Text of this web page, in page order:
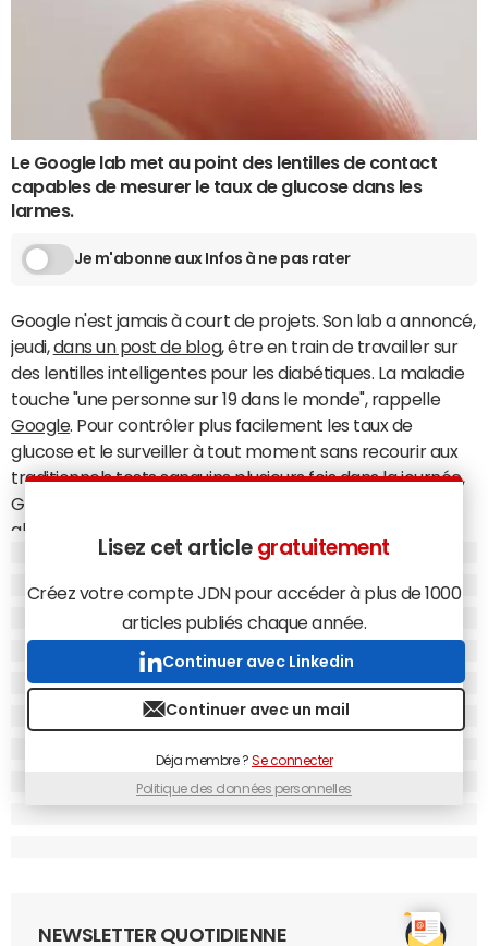
Le Google lab met au point des lentilles de contact
capables de mesurer le taux de glucose dans les
larmes.
Je m'abonne aux Infos à ne pas rater
Google n'est jamais à court de projets. Son lab a annoncé,
jeudi,dans un post de blog, être en train de travailler sur
des lentilles intelligentes pour les diabétiques. La maladie
touche "une personne sur 19 dans le monde", rappelle
Google. Pour contrôler plus facilement les taux de
glucose et le surveiller à tout moment sans recourir aux
traditionnels tests sanguins plusieurs fois dans la journée,
Google a imaginé des lentilles mesurant les taux de
glucose dans les larmes. A l'aide d'un capteur de glucose
et d'une puce minuscule, les informations seraient
consultables à tout moment. Des petites lumières
pourraient même s'allumer pour indiquer que le taux de
glucose est anormalement bas ou élevé.
Lisez cet article gratuitement
Créez votre compte JDN pour accéder à plus de 1000
articles publiés chaque année.
Continuer avec Linkedin
Continuer avec un mail
Déja membre ?Se connecter
Politique des données personnelles
NEWSLETTER QUOTIDIENNE